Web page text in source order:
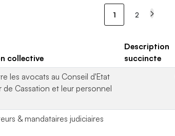
1 2
collective
Description
succincte
les avocats au Conseil d'Etat
de Cassation et leur personnel
& mandataires judiciaires